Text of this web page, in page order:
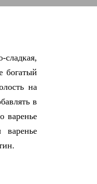
сладкая,
богатый
на
в
варенье